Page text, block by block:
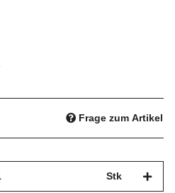
Frage zum Artikel
Stk